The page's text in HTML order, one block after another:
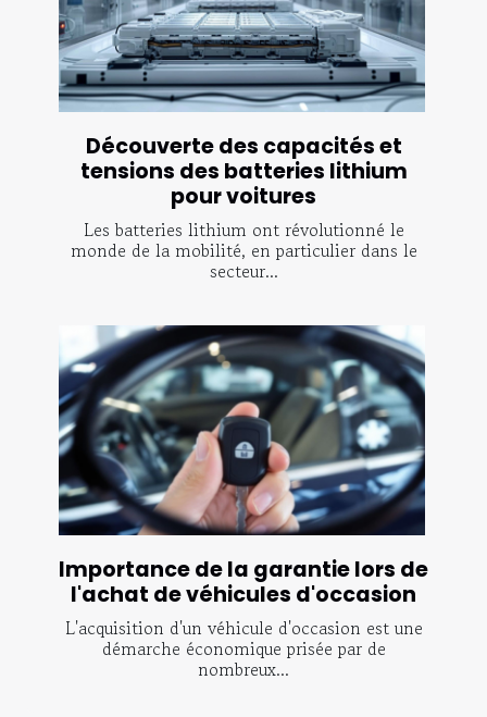
Découverte des capacités et
tensions des batteries lithium
pour voitures
Les batteries lithium ont révolutionné le
monde de la mobilité, en particulier dans le
secteur...
Importance de la garantie lors de
l'achat de véhicules d'occasion
L'acquisition d'un véhicule d'occasion est une
démarche économique prisée par de
nombreux...